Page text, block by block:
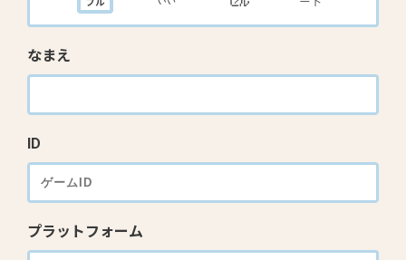
なまえ
ID
プラットフォーム